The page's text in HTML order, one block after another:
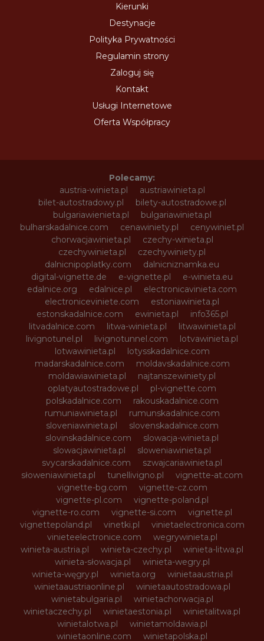
Kierunki
Destynacje
Polityka Prywatności
Regulamin strony
Zaloguj się
Kontakt
Usługi Internetowe
Oferta Współpracy
Polecamy:
austria-winieta.pl
austriawinieta.pl
bilet-autostradowy.pl
bilety-autostradowe.pl
bulgariawienieta.pl
bulgariawinieta.pl
bulharskadalnice.com
cenawiniety.pl
cenywiniet.pl
chorwacjawinieta.pl
czechy-winieta.pl
czechywinieta.pl
czechywiniety.pl
dalnicnipoplatky.com
dalnicniznamka.eu
digital-vignette.de
e-vignette.pl
e-winieta.eu
edalnice.org
edalnice.pl
electronicavinieta.com
electroniceviniete.com
estoniawinieta.pl
estonskadalnice.com
ewinieta.pl
info365.pl
litvadalnice.com
litwa-winieta.pl
litwawinieta.pl
livignotunel.pl
livignotunnel.com
lotvawinieta.pl
lotwawinieta.pl
lotysskadalnice.com
madarskadalnice.com
moldavskadalnice.com
moldawiawinieta.pl
najtanszewiniety.pl
oplatyautostradowe.pl
pl-vignette.com
polskadalnice.com
rakouskadalnice.com
rumuniawinieta.pl
rumunskadalnice.com
sloveniawinieta.pl
slovenskadalnice.com
slovinskadalnice.com
slowacja-winieta.pl
slowacjawinieta.pl
sloweniawinieta.pl
svycarskadalnice.com
szwajcariawinieta.pl
słoweniawinieta.pl
tunellivigno.pl
vignette-at.com
vignette-bg.com
vignette-cz.com
vignette-pl.com
vignette-poland.pl
vignette-ro.com
vignette-si.com
vignette.pl
vignettepoland.pl
vinetki.pl
vinietaelectronica.com
vinieteelectronice.com
wegrywinieta.pl
winieta-austria.pl
winieta-czechy.pl
winieta-litwa.pl
winieta-słowacja.pl
winieta-wegry.pl
winieta-węgry.pl
winieta.org
winietaaustria.pl
winietaaustriaonline.pl
winietaautostradowa.pl
winietabulgaria.pl
winietachorwacja.pl
winietaczechy.pl
winietaestonia.pl
winietalitwa.pl
winietalotwa.pl
winietamoldawia.pl
winietaonline.com
winietapolska.pl